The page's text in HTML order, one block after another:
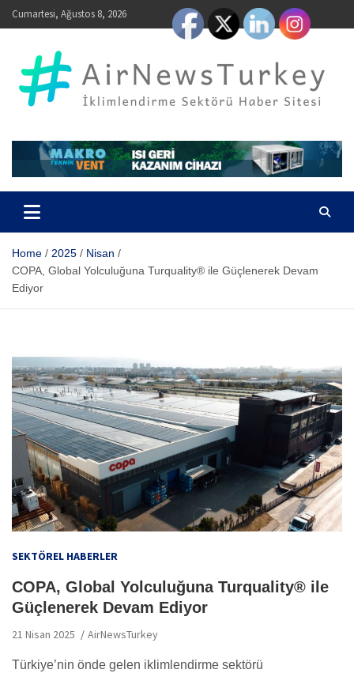
SkipCumartesi, Ağustos 8, 2026
Home 2025
Nisan
COPA, Global Yolculuğuna Turquality® ile Güçlenerek Devam
Ediyor
SEKTÖREL HABERLER
COPA, Global Yolculuğuna Turquality® ile
Güçlenerek Devam Ediyor
21 Nisan 2025 AirNewsTurkey
Türkiye’nin önde gelen iklimlendirme sektörü